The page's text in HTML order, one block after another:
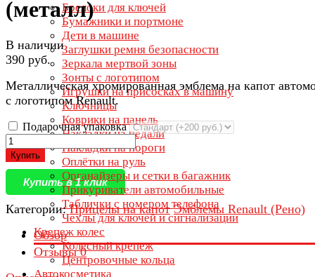
Брелоки для ключей
Бумажники и портмоне
Дети в машине
Заглушки ремня безопасности
Зеркала мертвой зоны
Зонты с логотипом
Игрушки на присосках в машину
Ключницы
Коврики на панель
Накладки на педали
Накладки на пороги
Оплётки на руль
Органайзеры и сетки в багажник
Прикуриватели автомобильные
Таблички с номером телефона
Чехлы для ключей и сигнализации
Крепеж колес
Колесный крепеж
Центровочные кольца
Автокосметика
(металл)
В наличии
390 руб.
Металлическая хромированная эмблема на капот
с логотипом Renault.
Подарочная упаковка
Купить
Купить в 1 клик
Категории:Прицелы на капот Эмблемы Renault (Рено)
Обзор
Отзывы0